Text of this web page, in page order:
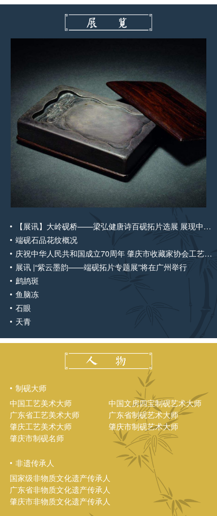
【展讯】大岭砚桥——梁弘健唐诗百砚拓片选展 展现中国传统文化的独特魅力
端砚石品花纹概况
庆祝中华人民共和国成立70周年 肇庆市收藏家协会工艺美术藏品展
展讯 |“紫云墨韵——端砚拓片专题展”将在广州举行
鹧鸪斑
鱼脑冻
石眼
天青
制砚大师
中国工艺美术大师
中国文房四宝制砚艺术大师
广东省工艺美术大师
广东省制砚艺术大师
肇庆工艺美术大师
肇庆市制砚艺术大师
肇庆市制砚名师
非遗传承人
国家级非物质文化遗产传承人
广东省非物质文化遗产传承人
肇庆市非物质文化遗产传承人